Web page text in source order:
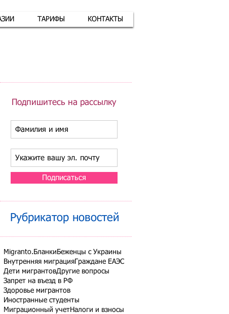
ТАРИФЫ КОНТАКТЫ
Подпишитесь на рассылку
Подписаться
Рубрикатор новостей
Migranto.Бланки Беженцы с Украины
Внутренняя миграция Граждане ЕАЭС
Дети мигрантовДругие вопросы
Запрет на въезд в РФ
Здоровье мигрантов
Иностранные студенты
Миграционный учетНалоги и взносы